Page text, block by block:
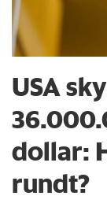
USA
dollar:
rundt?